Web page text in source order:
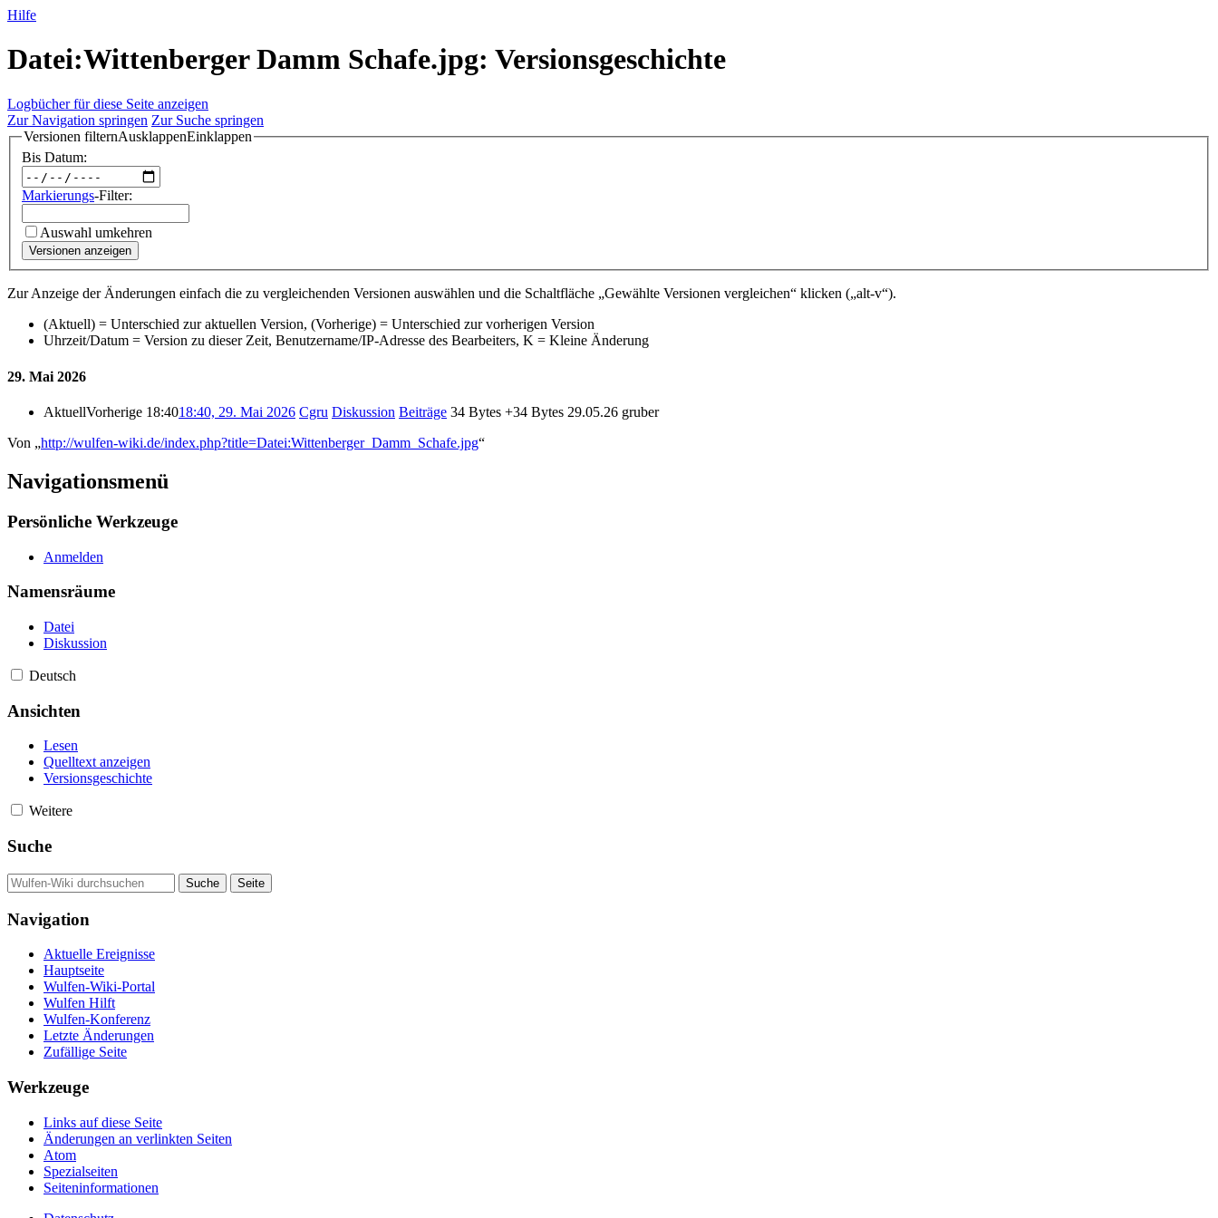
Hilfe
Datei:Wittenberger Damm Schafe.jpg: Versionsgeschichte
Logbücher für diese Seite anzeigen
Zur Navigation springen Zur Suche springen
Versionen filternAusklappenEinklappen
Bis Datum:
Markierungs-Filter:
Auswahl umkehren
Versionen anzeigen
Zur Anzeige der Änderungen einfach die zu vergleichenden Versionen auswählen und die Schaltfläche „Gewählte Versionen vergleichen“ klicken („alt-v“).
(Aktuell) = Unterschied zur aktuellen Version, (Vorherige) = Unterschied zur vorherigen Version
Uhrzeit/Datum = Version zu dieser Zeit, Benutzername/IP-Adresse des Bearbeiters, K = Kleine Änderung
29. Mai 2026
AktuellVorherige 18:4018:40, 29. Mai 2026 Cgru Diskussion Beiträge 34 Bytes +34 Bytes 29.05.26 gruber
Von „http://wulfen-wiki.de/index.php?title=Datei:Wittenberger_Damm_Schafe.jpg“
Navigationsmenü
Persönliche Werkzeuge
Anmelden
Namensräume
Datei
Diskussion
Deutsch
Ansichten
Lesen
Quelltext anzeigen
Versionsgeschichte
Weitere
Suche
Navigation
Aktuelle Ereignisse
Hauptseite
Wulfen-Wiki-Portal
Wulfen Hilft
Wulfen-Konferenz
Letzte Änderungen
Zufällige Seite
Werkzeuge
Links auf diese Seite
Änderungen an verlinkten Seiten
Atom
Spezialseiten
Seiten­­informationen